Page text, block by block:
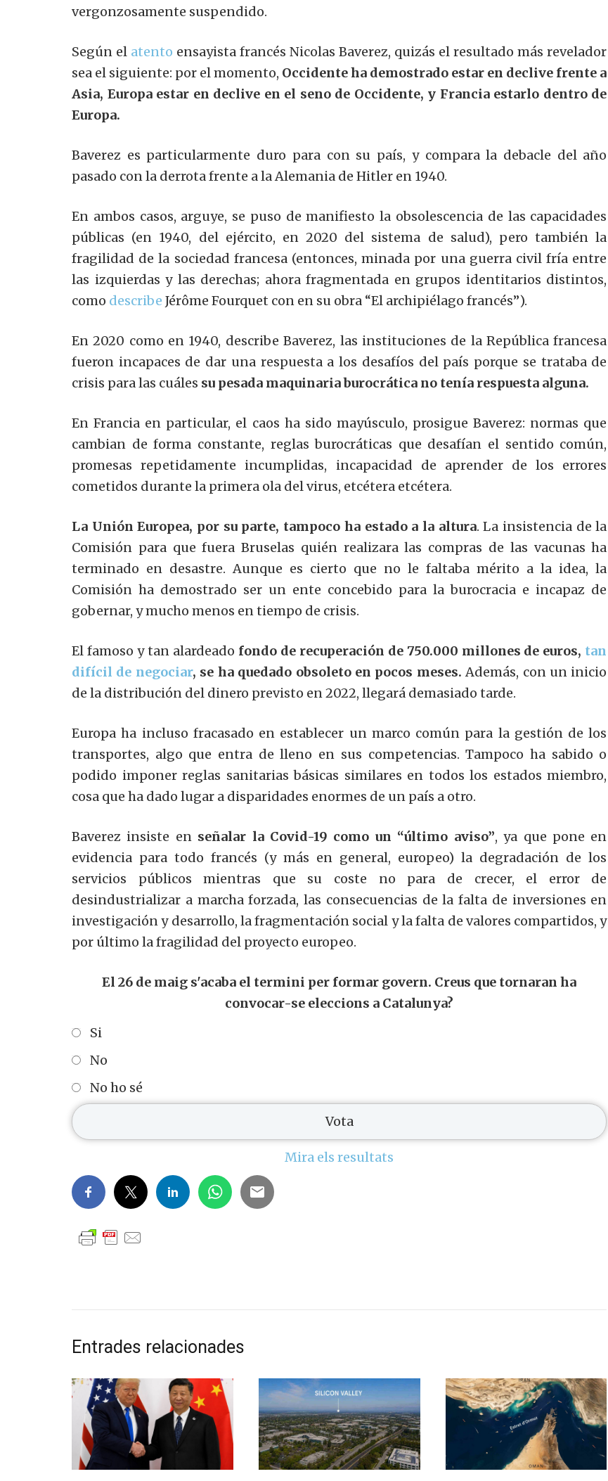
vergonzosamente suspendido.
Según el atento ensayista francés Nicolas Baverez, quizás el resultado más revelador
sea el siguiente: por el momento, Occidente ha demostrado estar en declive frente a
Asia, Europa estar en declive en el seno de Occidente, y Francia estarlo dentro de
Europa.
Baverez es particularmente duro para con su país, y compara la debacle del año
pasado con la derrota frente a la Alemania de Hitler en 1940.
En ambos casos, arguye, se puso de manifiesto la obsolescencia de las capacidades
públicas (en 1940, del ejército, en 2020 del sistema de salud), pero también la
fragilidad de la sociedad francesa (entonces, minada por una guerra civil fría entre
las izquierdas y las derechas; ahora fragmentada en grupos identitarios distintos,
como describe Jérôme Fourquet con en su obra “El archipiélago francés”).
En 2020 como en 1940, describe Baverez, las instituciones de la República francesa
fueron incapaces de dar una respuesta a los desafíos del país porque se trataba de
crisis para las cuáles su pesada maquinaria burocrática no tenía respuesta alguna.
En Francia en particular, el caos ha sido mayúsculo, prosigue Baverez: normas que
cambian de forma constante, reglas burocráticas que desafían el sentido común,
promesas repetidamente incumplidas, incapacidad de aprender de los errores
cometidos durante la primera ola del virus, etcétera etcétera.
La Unión Europea, por su parte, tampoco ha estado a la altura. La insistencia de la
Comisión para que fuera Bruselas quién realizara las compras de las vacunas ha
terminado en desastre. Aunque es cierto que no le faltaba mérito a la idea, la
Comisión ha demostrado ser un ente concebido para la burocracia e incapaz de
gobernar, y mucho menos en tiempo de crisis.
El famoso y tan alardeado fondo de recuperación de 750.000 millones de euros, tan
difícil de negociar, se ha quedado obsoleto en pocos meses. Además, con un inicio
de la distribución del dinero previsto en 2022, llegará demasiado tarde.
Europa ha incluso fracasado en establecer un marco común para la gestión de los
transportes, algo que entra de lleno en sus competencias. Tampoco ha sabido o
podido imponer reglas sanitarias básicas similares en todos los estados miembro,
cosa que ha dado lugar a disparidades enormes de un país a otro.
Baverez insiste en señalar la Covid-19 como un “último aviso”, ya que pone en
evidencia para todo francés (y más en general, europeo) la degradación de los
servicios públicos mientras que su coste no para de crecer, el error de
desindustrializar a marcha forzada, las consecuencias de la falta de inversiones en
investigación y desarrollo, la fragmentación social y la falta de valores compartidos, y
por último la fragilidad del proyecto europeo.
El 26 de maig s'acaba el termini per formar govern. Creus que tornaran ha
convocar-se eleccions a Catalunya?
Si
No
No ho sé
Mira els resultats
Entrades relacionades